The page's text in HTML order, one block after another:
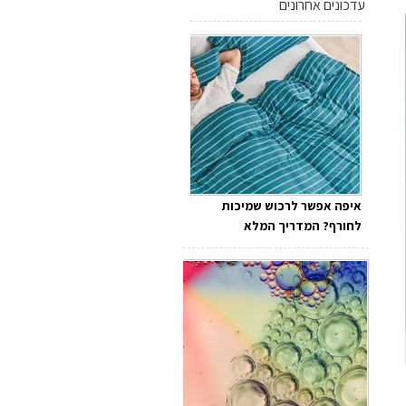
עדכונים אחרונים
איפה אפשר לרכוש שמיכות
לחורף? המדריך המלא